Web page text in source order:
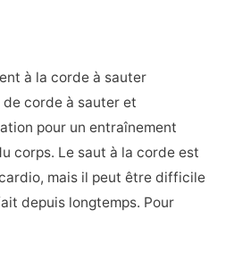
à la corde à sauter
corde à sauter et
pour un entraînement
corps. Le saut à la corde est
mais il peut être difficile
depuis longtemps. Pour